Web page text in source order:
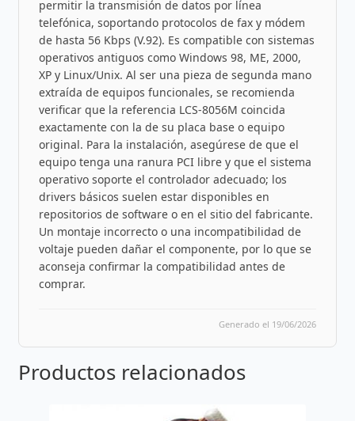
permitir la transmisión de datos por línea
telefónica, soportando protocolos de fax y módem
de hasta 56 Kbps (V.92). Es compatible con sistemas
operativos antiguos como Windows 98, ME, 2000,
XP y Linux/Unix. Al ser una pieza de segunda mano
extraída de equipos funcionales, se recomienda
verificar que la referencia LCS-8056M coincida
exactamente con la de su placa base o equipo
original. Para la instalación, asegúrese de que el
equipo tenga una ranura PCI libre y que el sistema
operativo soporte el controlador adecuado; los
drivers básicos suelen estar disponibles en
repositorios de software o en el sitio del fabricante.
Un montaje incorrecto o una incompatibilidad de
voltaje pueden dañar el componente, por lo que se
aconseja confirmar la compatibilidad antes de
comprar.
Generado el 19/06/2026
Productos relacionados